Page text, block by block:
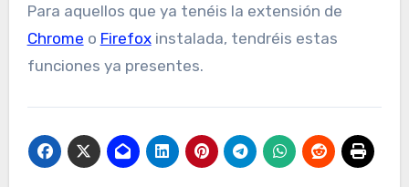
Para aquellos que ya tenéis la extensión de
Chrome o Firefoxinstalada, tendréis estas
funciones ya presentes.